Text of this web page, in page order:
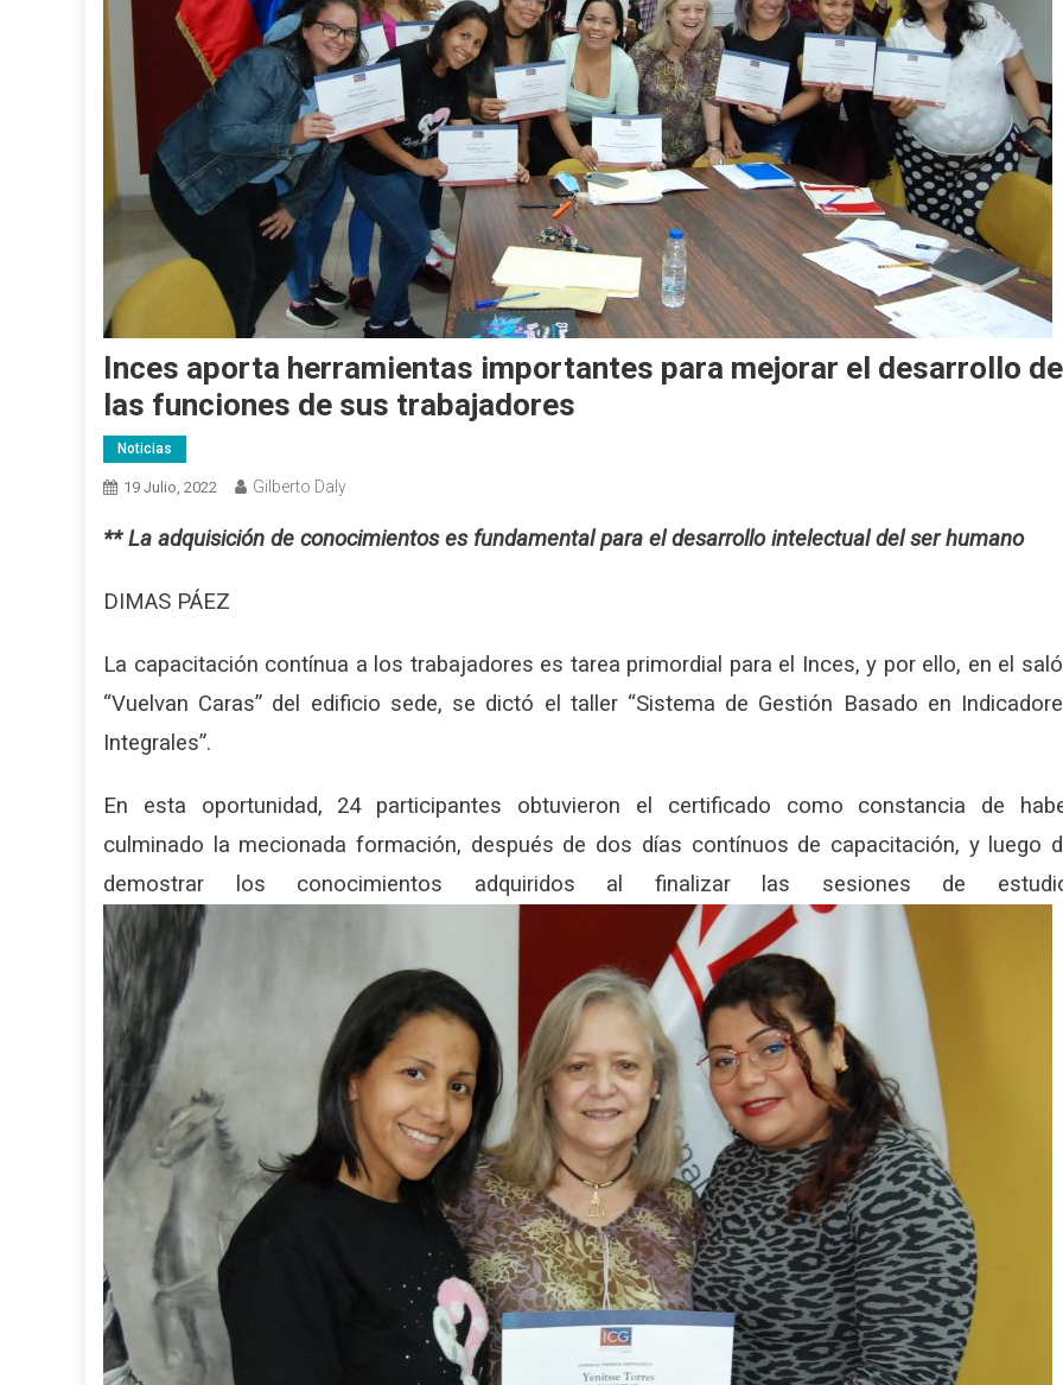
Inces aporta herramientas importantes para mejorar el desarrollo de
las funciones de sus trabajadores
Noticias
19 Julio, 2022 Gilberto Daly
** La adquisición de conocimientos es fundamental para el desarrollo intelectual del ser humano
DIMAS PÁEZ
La capacitación contínua a los trabajadores es tarea primordial para el Inces, y por ello, en el
“Vuelvan Caras” del edificio sede, se dictó el taller “Sistema de Gestión Basado en
Integrales”.
En esta oportunidad, 24 participantes obtuvieron el certificado como constancia de
culminado la mecionada formación, después de dos días contínuos de capacitación, y luego
demostrar los conocimientos adquiridos al finalizar las sesiones de